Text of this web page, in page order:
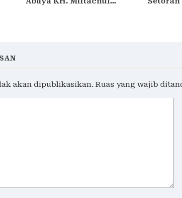
akan dipublikasikan. Ruas yang wajib